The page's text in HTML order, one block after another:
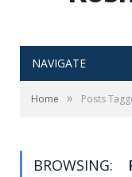
NAVIGATE
Home » Posts
BROWSING: